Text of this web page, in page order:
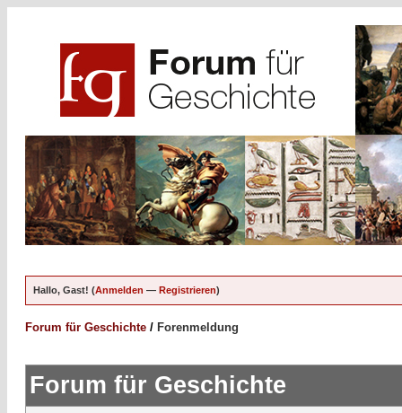
Hallo, Gast! (Anmelden — Registrieren)
Forum für Geschichte / Forenmeldung
Forum für Geschichte